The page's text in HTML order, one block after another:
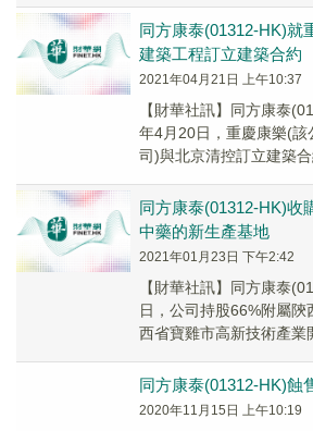
同方康泰(01312-HK)就
建築工程訂立建築合約
2021年04月21日 上午10:37
【財華社訊】同方康泰
年4月20日，重慶康樂(
司)與北京清控訂立建築
同方康泰(01312-HK)收
中藥的新生產基地
2021年01月23日 下午2:42
【財華社訊】同方康泰
日，公司持股66%附屬
西省寶雞市高新技術產業
同方康泰(01312-HK)蝕
2020年11月15日 上午10:19